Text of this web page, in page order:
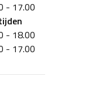
- 17.00
- 18.00
- 17.00